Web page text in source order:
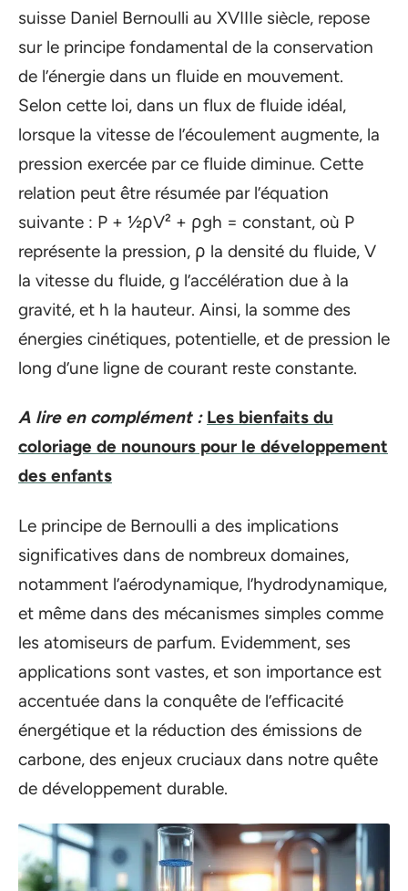
suisse Daniel Bernoulli au XVIIIe siècle, repose
sur le principe fondamental de la conservation
de l’énergie dans un fluide en mouvement.
Selon cette loi, dans un flux de fluide idéal,
lorsque la vitesse de l’écoulement augmente, la
pression exercée par ce fluide diminue. Cette
relation peut être résumée par l’équation
suivante : P + ½ρV² + ρgh = constant, où P
représente la pression, ρ la densité du fluide, V
la vitesse du fluide, g l’accélération due à la
gravité, et h la hauteur. Ainsi, la somme des
énergies cinétiques, potentielle, et de pression le
long d’une ligne de courant reste constante.
A lire en complément : Les bienfaits du
coloriage de nounours pour le développement
des enfants
Le principe de Bernoulli a des implications
significatives dans de nombreux domaines,
notamment l’aérodynamique, l’hydrodynamique,
et même dans des mécanismes simples comme
les atomiseurs de parfum. Evidemment, ses
applications sont vastes, et son importance est
accentuée dans la conquête de l’efficacité
énergétique et la réduction des émissions de
carbone, des enjeux cruciaux dans notre quête
de développement durable.